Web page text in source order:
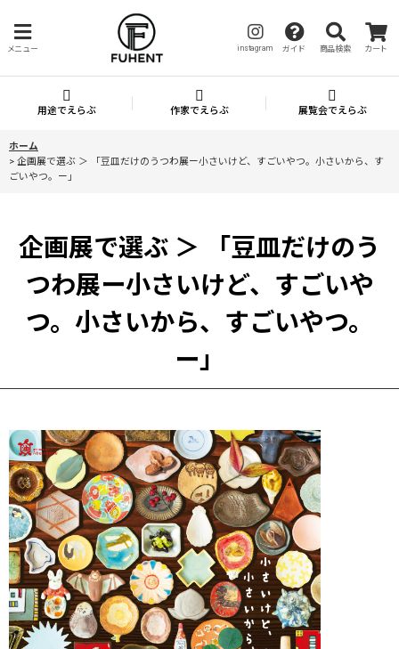
メニュー instagram ガイド 商品検索 カート
用途でえらぶ 作家でえらぶ 展覧会でえらぶ
ホーム
> 企画展で選ぶ ＞ 「豆皿だけのうつわ展ー小さいけど、すごいやつ。小さいから、す
ごいやつ。ー」
企画展で選ぶ ＞ 「豆皿だけのう
つわ展ー小さいけど、すごいや
つ。小さいから、すごいやつ。
ー」